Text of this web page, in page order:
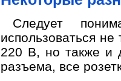
Следует
использоваться
220 В, но также и
разъема, все